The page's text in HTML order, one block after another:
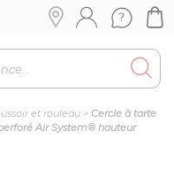
et rouleau> Cercle à tarte
Air System® hauteur